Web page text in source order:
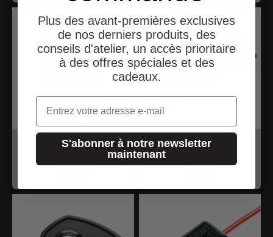
motogadget motogadget
Plus des avant-premières exclusives
de nos derniers produits, des
conseils d'atelier, un accès prioritaire
à des offres spéciales et des
cadeaux.
Email
S'abonner à notre newsletter
maintenant